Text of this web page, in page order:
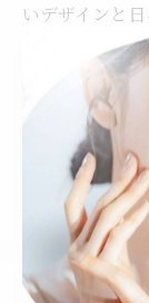
いデザインと
毛サロンで施
やバランスを
段に楽になり
ションや毛流
き立てるポイ
失敗を防ぐた
プロのチェッ
た方からは「